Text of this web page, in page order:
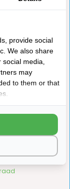
Links
provide social
We also share
media,
may
to them or that